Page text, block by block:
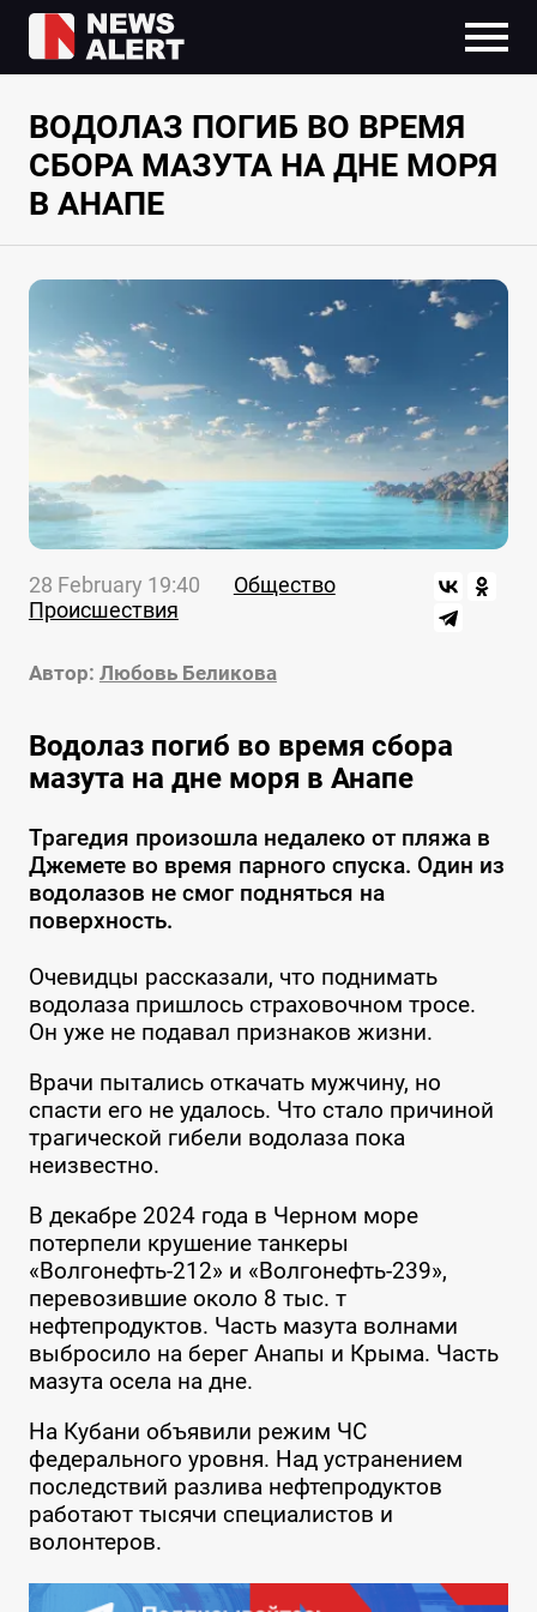
ВОДОЛАЗ ПОГИБ ВО ВРЕМЯ
СБОРА МАЗУТА НА ДНЕ МОРЯ
В АНАПЕ
28 February 19:40
Общество
Происшествия
Автор: Любовь Беликова
Водолаз погиб во время сбора
мазута на дне моря в Анапе
Трагедия произошла недалеко от пляжа в
Джемете во время парного спуска. Один из
водолазов не смог подняться на
поверхность.
Очевидцы рассказали, что поднимать
водолаза пришлось страховочном тросе.
Он уже не подавал признаков жизни.
Врачи пытались откачать мужчину, но
спасти его не удалось. Что стало причиной
трагической гибели водолаза пока
неизвестно.
В декабре 2024 года в Черном море
потерпели крушение танкеры
«Волгонефть-212» и «Волгонефть-239»,
перевозившие около 8 тыс. т
нефтепродуктов. Часть мазута волнами
выбросило на берег Анапы и Крыма. Часть
мазута осела на дне.
На Кубани объявили режим ЧС
федерального уровня. Над устранением
последствий разлива нефтепродуктов
работают тысячи специалистов и
волонтеров.